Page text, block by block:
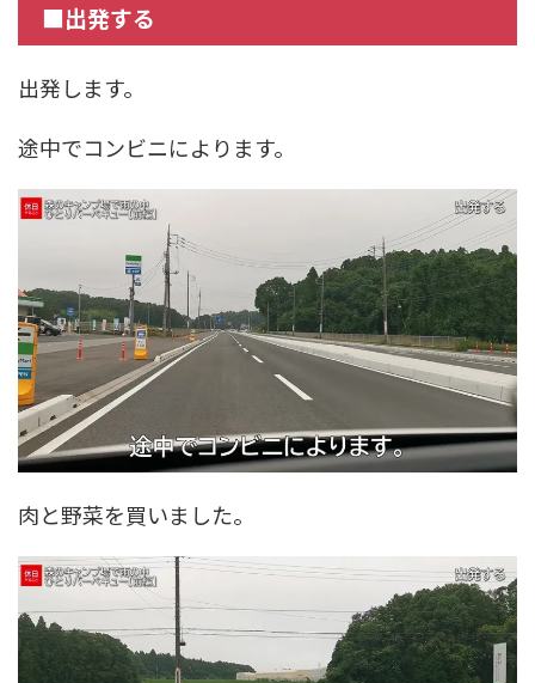
■出発する
出発します。
途中でコンビニによります。
肉と野菜を買いました。